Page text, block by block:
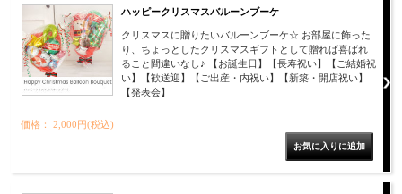
ハッピークリスマスバルーンブーケ
クリスマスに贈りたいバルーンブーケ☆ お部屋に飾った
り、ちょっとしたクリスマスギフトとして贈れば喜ばれ
ること間違いなし♪ 【お誕生日】【長寿祝い】【ご結婚祝
い】【歓送迎】【ご出産・内祝い】【新築・開店祝い】
【発表会】
価格： 2,000円(税込)